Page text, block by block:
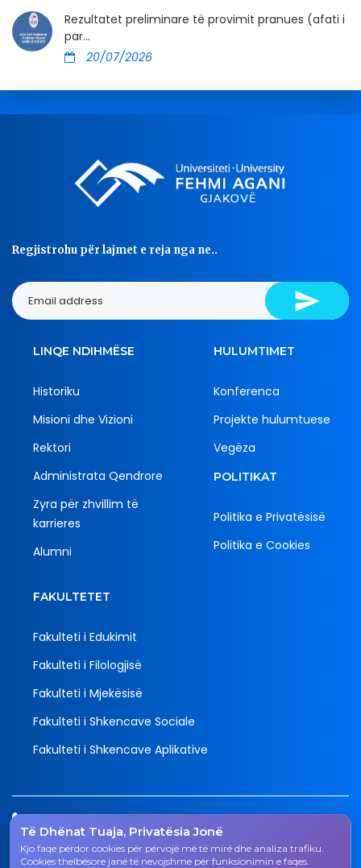
Rezultatet preliminare të provimit pranues (afati i
par...
20/07/2026
Të Dhënat Tuaja, Privatësia Jonë
Kjo faqe përdor cookies për përvojë më të mirë dhe analiza trafiku.
Cookies thelbësore janë të nevojshme për funksionimin e faqes.
Regjistrohu për lajmet e reja nga ne..
LINQE NDIHMËSE
Historiku
Misioni dhe Vizioni
Rektori
Administrata Qendrore
Zyra për zhvillim të
karrieres
Alumni
HULUMTIMET
Konferenca
Projekte hulumtuese
Vegëza
POLITIKAT
Politika e Privatësisë
Politika e Cookies
FAKULTETET
Fakulteti i Edukimit
Fakulteti i Filologjisë
Fakulteti i Mjekësisë
Fakulteti i Shkencave Sociale
Fakulteti i Shkencave Aplikative
Tel.
038 200 20 831
Email